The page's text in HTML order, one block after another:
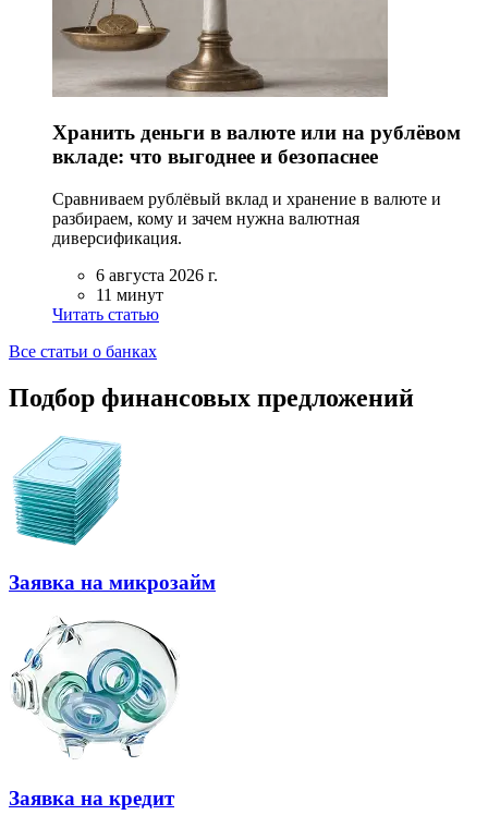
Хранить деньги в валюте или на рублёвом
вкладе: что выгоднее и безопаснее
Сравниваем рублёвый вклад и хранение в валюте и
разбираем, кому и зачем нужна валютная
диверсификация.
6 августа 2026 г.
11 минут
Читать статью
Все статьи о банках
Подбор финансовых предложений
Заявка на микрозайм
Заявка на кредит